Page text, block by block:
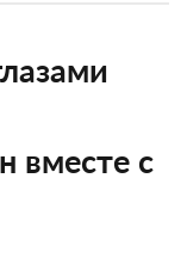
вместе с